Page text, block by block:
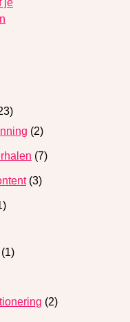
(2)
(7)
(3)
(1)
(2)